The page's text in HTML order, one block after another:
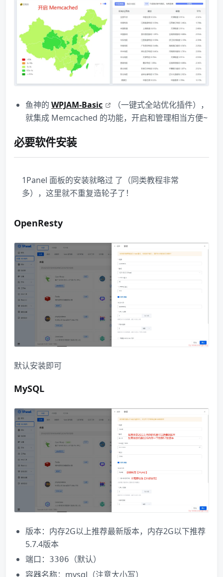
鱼神的WPJAM-Basic
（一键式全站优化插件），
就集成 Memcached 的功能，开启和管理相当方便~
必要软件安装
1Panel 面板的安装就略过 了（同类教程非常
多），这里就不重复造轮子了！
OpenResty
默认安装即可
MySQL
版本：内存2G以上推荐最新版本，内存2G以下推荐
5.7.4版本
端口：
3306
（默认）
容器名称：mysql（注意大小写）